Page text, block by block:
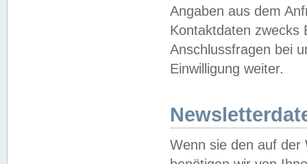
Angaben aus dem
Kontaktdaten zwecks
Anschlussfragen bei
Einwilligung weiter.
Wenn sie den auf der